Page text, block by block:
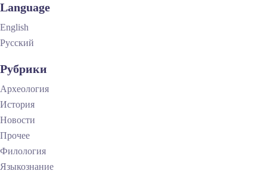
Language
English
Русский
Рубрики
Археология
История
Новости
Прочее
Филология
Языкознание